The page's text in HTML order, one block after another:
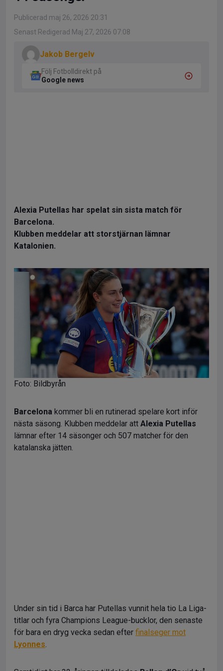
Publicerad maj 26, 2026 20:31
Senast Redigerad Maj 27, 2026 07:08
Jakob Bergelv
Följ Fotbolldirekt på
Google news
Alexia Putellas har spelat sin sista match för
Barcelona.
Klubben meddelar att storstjärnan lämnar
Katalonien.
Foto: Bildbyrån
Barcelona kommer bli en rutinerad spelare kort inför
nästa säsong. Klubben meddelar att Alexia Putellas
lämnar efter 14 säsonger och 507 matcher för den
katalanska jätten.
Under sin tid i Barca har Putellas vunnit hela tio La Liga-
titlar och fyra Champions League-bucklor, den senaste
för bara en dryg vecka sedan efter finalseger mot
Lyonnes.